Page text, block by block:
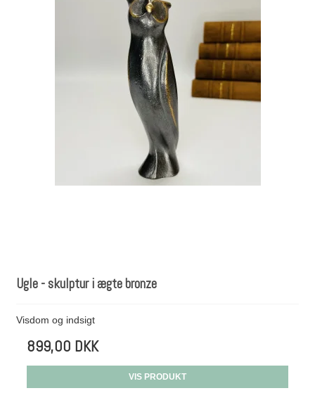
Ugle - skulptur i ægte bronze
Visdom og indsigt
899,00 DKK
VIS PRODUKT